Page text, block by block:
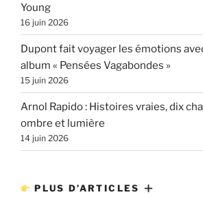
Young
16 juin 2026
Dupont fait voyager les émotions
album « Pensées Vagabondes »
15 juin 2026
Arnol Rapido : Histoires vraies, dix
ombre et lumière
14 juin 2026
PLUS D’ARTICLES